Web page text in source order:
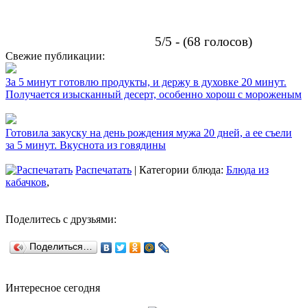
5/5 - (68 голосов)
Свежие публикации:
За 5 минут готовлю продукты, и держу в духовке 20 минут.
Получается изысканный десерт, особенно хорош с мороженым
Готовила закуску на день рождения мужа 20 дней, а ее съели
за 5 минут. Вкуснота из говядины
Распечатать | Категории блюда: Блюда из
кабачков,
Поделитесь с друзьями:
Поделиться…
Интересное сегодня